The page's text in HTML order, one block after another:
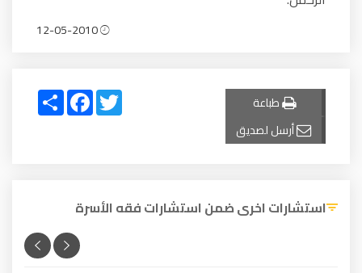
طباعة
أرسل لصديق
Share
FacebookTwitter
استشارات اخرى ضمن استشارات فقه الأسرة